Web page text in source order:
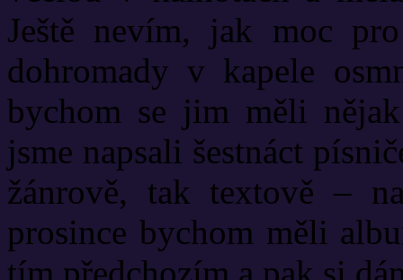
Ještě nevím, jak moc
dohromady v kapele
bychom se jim měli
jsme napsali šestnáct
žánrově, tak textově –
prosince bychom měli
tím předchozím a pak si